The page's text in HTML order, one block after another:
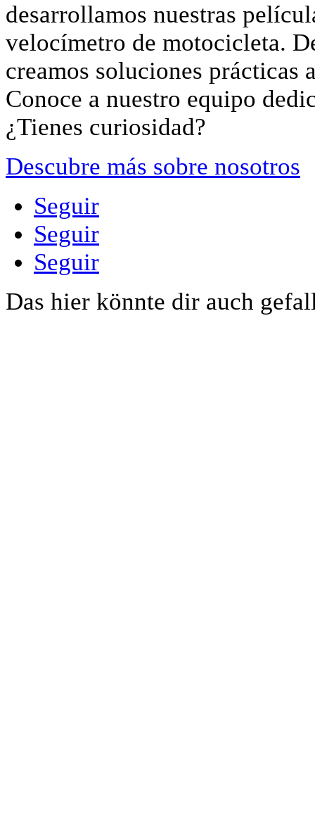
desarrollamos nuestras
velocímetro de motocicleta.
creamos soluciones prácticas
Conoce a nuestro equipo
¿Tienes curiosidad?
Descubre más sobre nosotros
Seguir
Seguir
Seguir
Das hier könnte dir auch